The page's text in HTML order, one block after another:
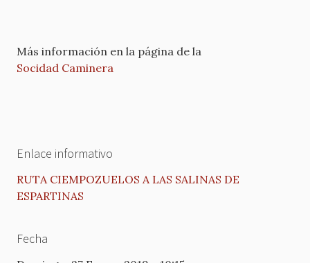
Más información en la página de la
Socidad Caminera
Enlace informativo
RUTA CIEMPOZUELOS A LAS SALINAS DE
ESPARTINAS
Fecha